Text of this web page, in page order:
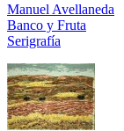
Manuel Avellaneda
Banco y Fruta
Serigrafía